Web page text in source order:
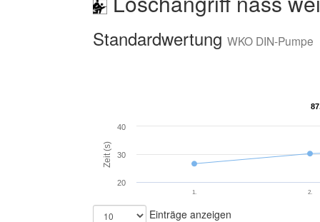
Standardwertung WKO DIN-Pumpe
Zeit (s)
1. 2.
20
30
40
Einträge anzeigen